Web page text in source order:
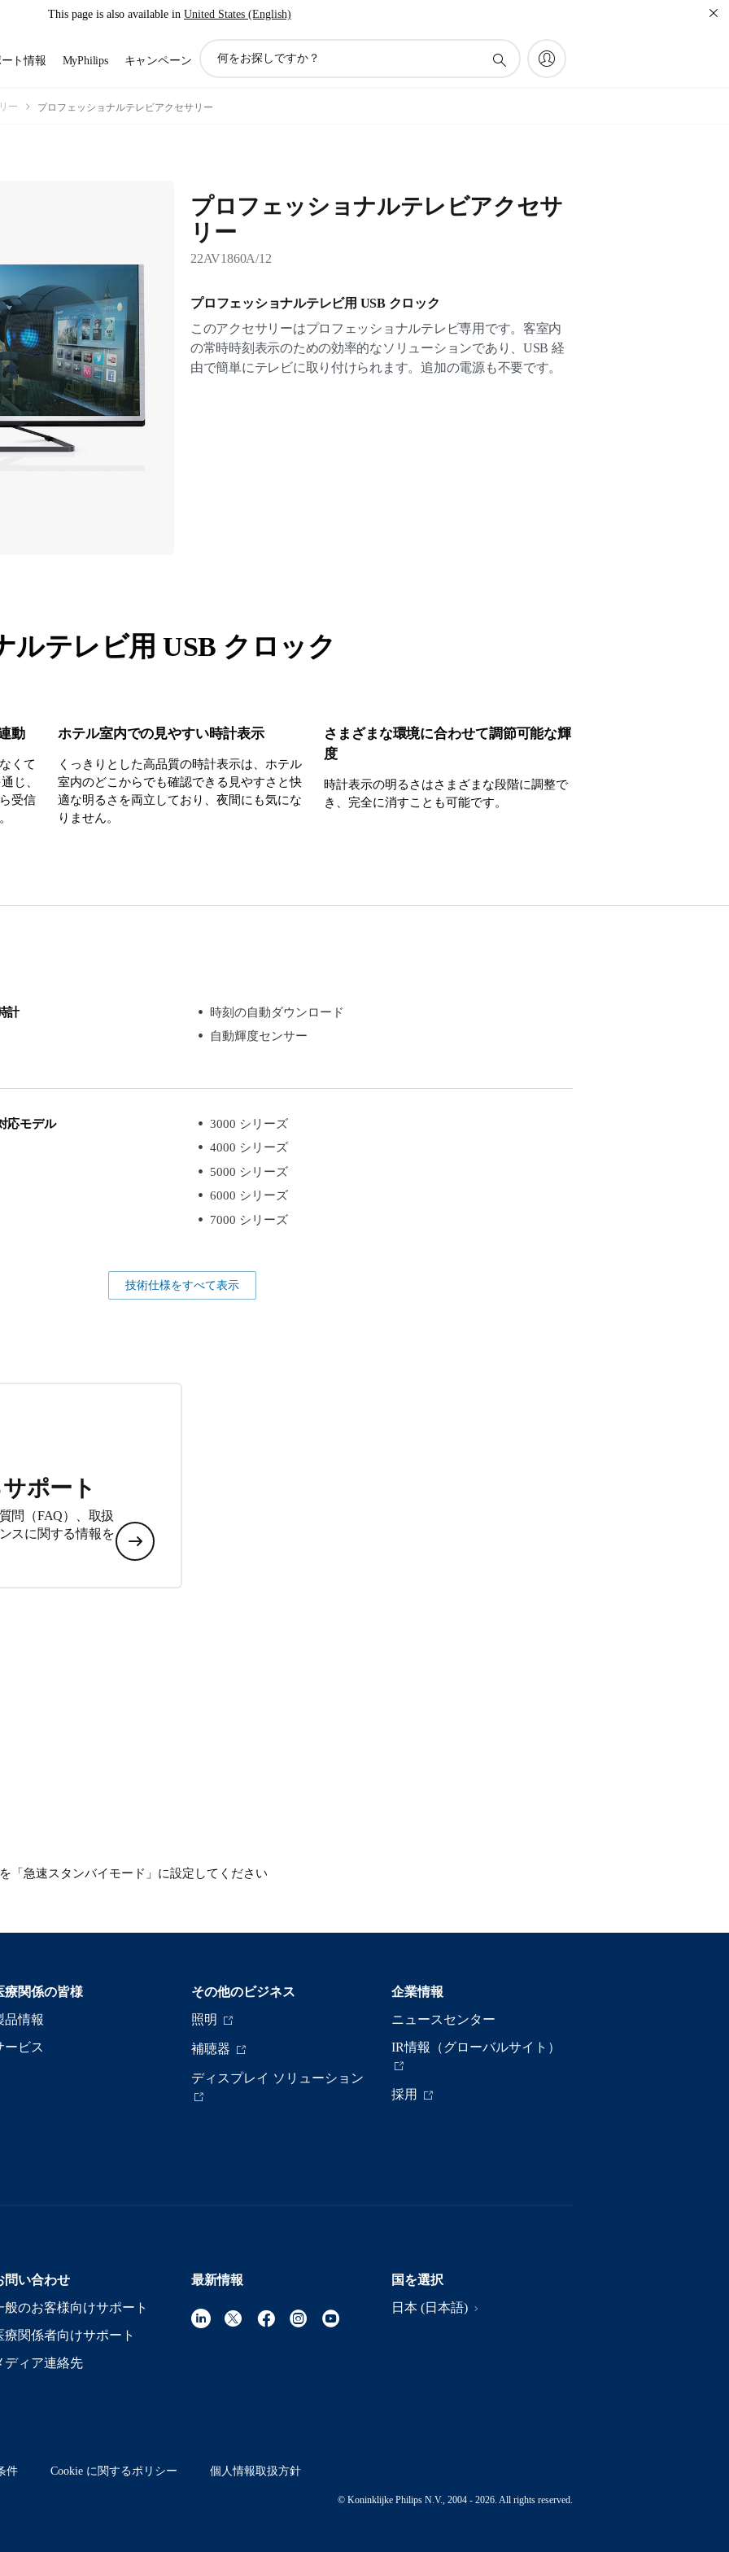
This page is also available in United States (English)
ト情報 MyPhilips キャンペーン
ン
索
ー プロフェッショナルテレビアクセサリー
プロフェッショナルテレビアクセサ
リー
22AV1860A/12
プロフェッショナルテレビ用 USB クロック
このアクセサリーはプロフェッショナルテレビ専用です。客室内
の常時時刻表示のための効率的なソリューションであり、USB 経
由で簡単にテレビに取り付けられます。追加の電源も不要です。
ルテレビ用 USB クロック
動
くて
じ、
受信
ホテル室内での見やすい時計表示
くっきりとした高品質の時計表示は、ホテル
室内のどこからでも確認できる見やすさと快
適な明るさを両立しており、夜間にも気にな
りません。
さまざまな環境に合わせて調節可能な輝
度
時計表示の明るさはさまざまな段階に調整で
き、完全に消すことも可能です。
計
時刻の自動ダウンロード
自動輝度センサー
応モデル
3000 シリーズ
4000 シリーズ
5000 シリーズ
6000 シリーズ
7000 シリーズ
技術仕様をすべて表示
ポート
問（FAQ）、取扱
スに関する情報を
「急速スタンバイモード」に設定してください
療関係の皆様
品情報
ービス
その他のビジネス
照明
補聴器
ディスプレイ ソリューション
企業情報
ニュースセンター
IR情報（グローバルサイト）
採用
問い合わせ
般のお客様向けサポート
療関係者向けサポート
ディア連絡先
最新情報
国を選択
日本 (日本語)
件 Cookie に関するポリシー 個人情報取扱方針
© Koninklijke Philips N.V., 2004 - 2026. All rights reserved.